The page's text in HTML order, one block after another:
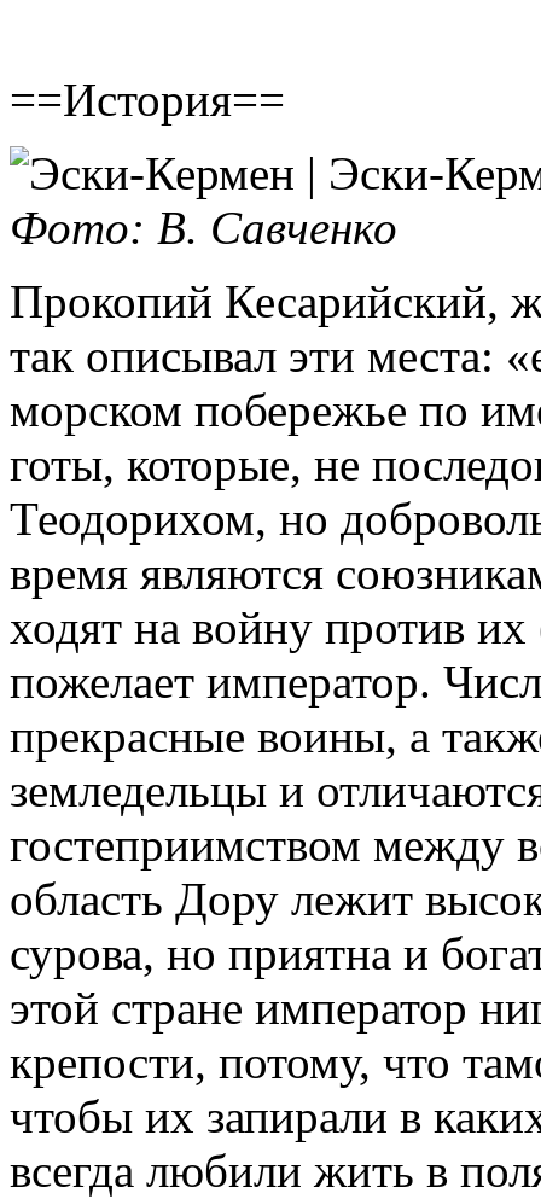
==История==
Фото: В. Савченко
Прокопий Кесарийский,
так описывал эти места:
морском побережье по
готы, которые, не
Теодорихом, но
время являются
ходят на войну против их
пожелает император.
прекрасные воины, а
земледельцы и
гостеприимством между
область Дору лежит
сурова, но приятна и
этой стране император
крепости, потому, что
чтобы их запирали в
всегда любили жить в